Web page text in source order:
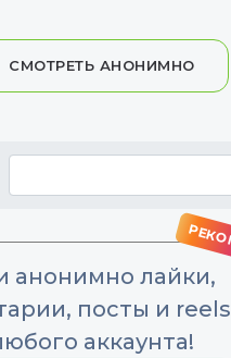
СМОТРЕТЬ АНОНИМНО
анонимно лайки,
посты и reels
аккаунта!